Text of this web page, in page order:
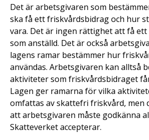
Det är arbetsgivaren som
ska få ett friskvårdsbidrag och hur
vara. Det är ingen rättighet att få
som anställd. Det är också
lagens ramar bestämmer hur
användas. Arbetsgivaren kan alltså
aktiviteter som friskvårdsbidraget
Lagen ger ramarna för vilka
omfattas av skattefri friskvård, men
att arbetsgivaren måste godkänna
Skatteverket accepterar.